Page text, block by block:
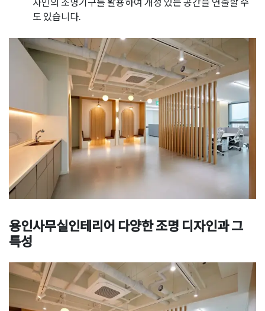
도 있습니다.
용인사무실인테리어 다양한 조명 디자인과 그
특성